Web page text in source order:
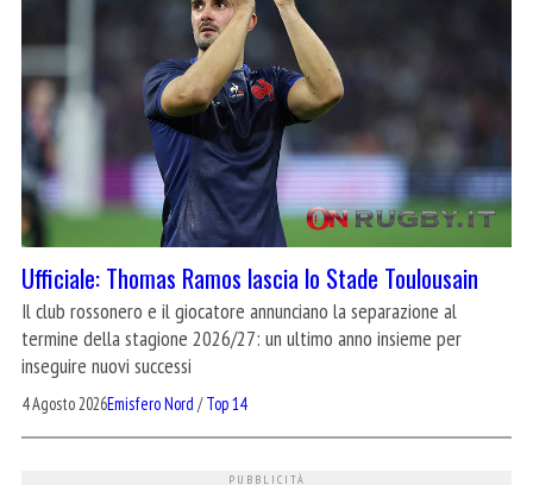
Ufficiale: Thomas Ramos lascia lo Stade Toulousain
Il club rossonero e il giocatore annunciano la separazione al
termine della stagione 2026/27: un ultimo anno insieme per
inseguire nuovi successi
4 Agosto 2026Emisfero Nord /Top 14